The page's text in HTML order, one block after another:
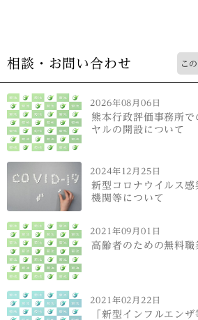
相談・お問い合わせ こ
2026年08月06日
熊本行政評価事務所
ヤルの開設について
2024年12月25日
新型コロナウイルス
機関等について
2021年09月01日
高齢者のための無料職
2021年02月22日
「新型インフルエン